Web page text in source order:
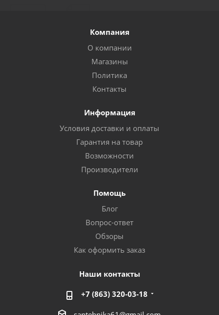
Компания
О компании
Магазины
Политика
Контакты
Информация
Условия доставки и оплаты
Гарантия на товар
Возможности
Производители
Помощь
Блог
Вопрос-ответ
Обзоры
Как оформить заказ
Наши контакты
+7 (863) 320-03-18